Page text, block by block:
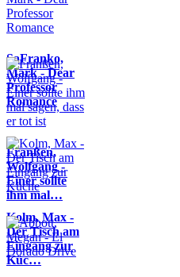
SaFranko,
Mark - Dear
Professor
Romance
Franßen,
Wolfgang -
Einer sollte
ihm mal…
Kolm, Max -
Der Tisch am
Eingang zur
Küc…